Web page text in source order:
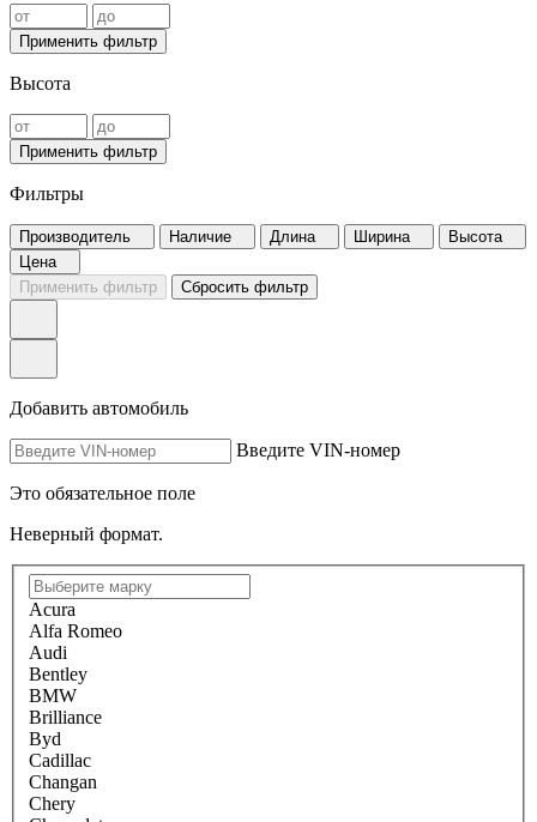
Применить фильтр
Высота
Применить фильтр
Фильтры
Производитель Наличие Длина Ширина
Высота
Цена
Применить фильтр
Сбросить фильтр
Добавить автомобиль
Введите VIN-номер
Это обязательное поле
Неверный формат.
Acura
Alfa Romeo
Audi
Bentley
BMW
Brilliance
Byd
Cadillac
Changan
Chery